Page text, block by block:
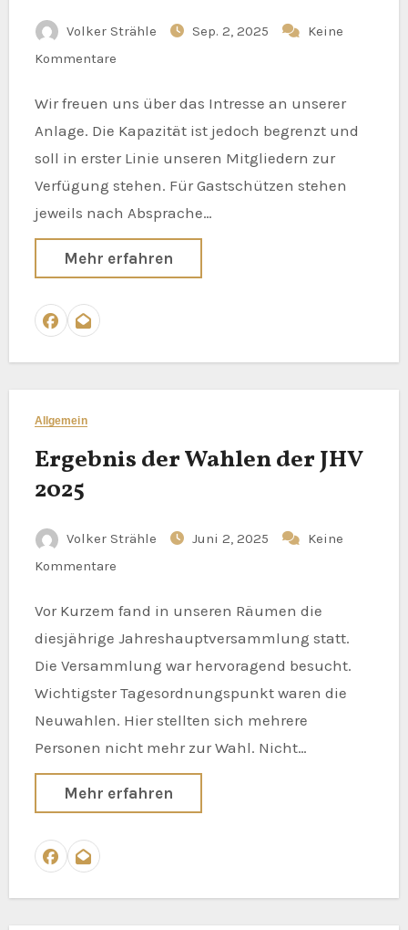
Volker Strähle Sep. 2, 2025
Keine
Kommentare
Wir freuen uns über das Intresse an unserer
Anlage. Die Kapazität ist jedoch begrenzt und
soll in erster Linie unseren Mitgliedern zur
Verfügung stehen. Für Gastschützen stehen
jeweils nach Absprache…
Mehr erfahren
Allgemein
Ergebnis der Wahlen der JHV
2025
Volker Strähle Juni 2, 2025
Keine
Kommentare
Vor Kurzem fand in unseren Räumen die
diesjährige Jahreshauptversammlung statt.
Die Versammlung war hervoragend besucht.
Wichtigster Tagesordnungspunkt waren die
Neuwahlen. Hier stellten sich mehrere
Personen nicht mehr zur Wahl. Nicht…
Mehr erfahren